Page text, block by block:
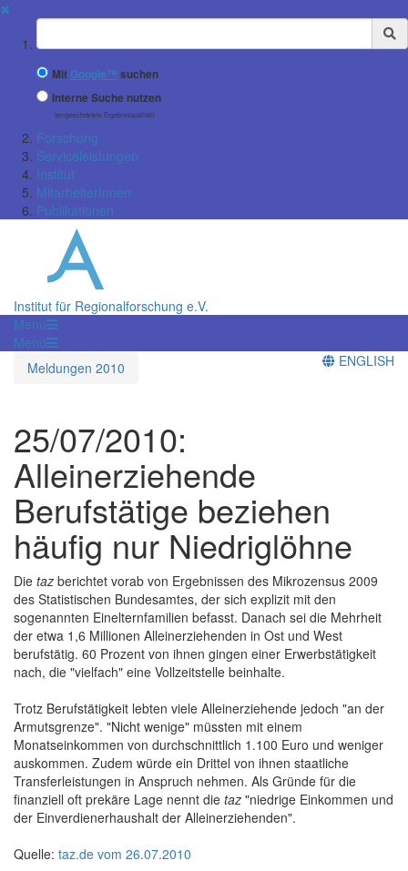
✖
Suchbegriff
Mit Google™ suchen
Interne Suche nutzen
(eingeschränkte Ergebnisqualität)
Forschung
Serviceleistungen
Institut
MitarbeiterInnen
Publikationen
Institut für Regionalforschung e.V.
Menü
Menü
Meldungen 2010
ENGLISH
25/07/2010:
Alleinerziehende
Berufstätige beziehen
häufig nur Niedriglöhne
Die taz berichtet vorab von Ergebnissen des Mikrozensus 2009
des Statistischen Bundesamtes, der sich explizit mit den
sogenannten Einelternfamilien befasst. Danach sei die Mehrheit
der etwa 1,6 Millionen Alleinerziehenden in Ost und West
berufstätig. 60 Prozent von ihnen gingen einer Erwerbstätigkeit
nach, die "vielfach" eine Vollzeitstelle beinhalte.
Trotz Berufstätigkeit lebten viele Alleinerziehende jedoch "an der
Armutsgrenze". "Nicht wenige" müssten mit einem
Monatseinkommen von durchschnittlich 1.100 Euro und weniger
auskommen. Zudem würde ein Drittel von ihnen staatliche
Transferleistungen in Anspruch nehmen. Als Gründe für die
finanziell oft prekäre Lage nennt die taz "niedrige Einkommen und
der Einverdienerhaushalt der Alleinerziehenden".
Quelle: taz.de vom 26.07.2010